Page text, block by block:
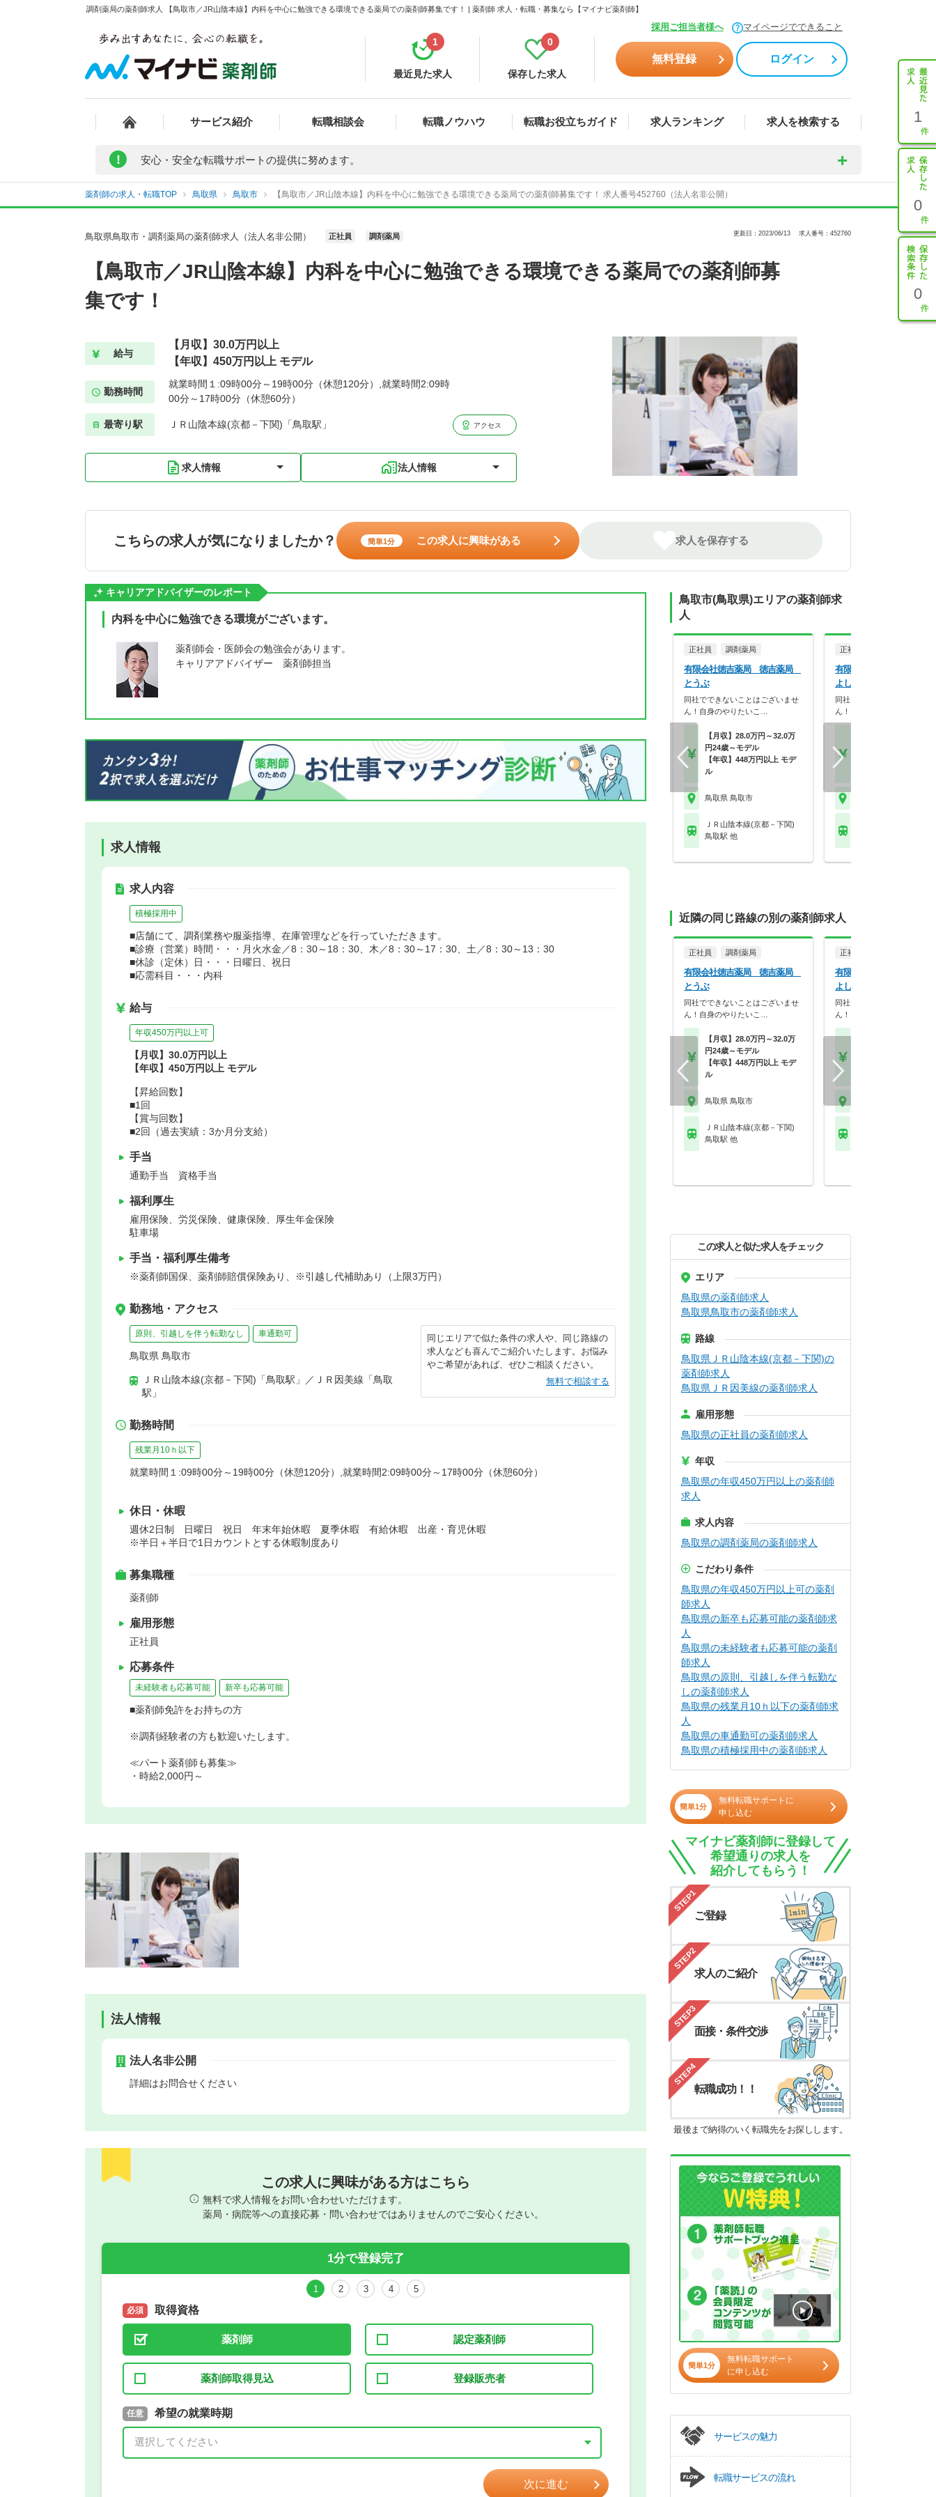
調剤薬局の薬剤師求人 【鳥取市／JR山陰本線】内科を中心に勉強できる環境できる薬局での薬剤師募集です！ | 薬剤師 求人・転職・募集なら【マイナビ薬剤師】
採用ご担当者様へ マイページでできること
最近見た求人
1
保存した求人
0
無料登録 ログイン
サービス紹介 転職相談会 転職ノウハウ 転職お役立ちガイド 求人ランキング 求人を検索する 1
0
0
! 安心・安全な転職サポートの提供に努めます。
薬剤師の求人・転職TOP 鳥取県 鳥取市 【鳥取市／JR山陰本線】内科を中心に勉強できる環境できる薬局での薬剤師募集です！ 求人番号452760（法人名非公開）
鳥取県鳥取市・調剤薬局の薬剤師求人（法人名非公開） 正社員 調剤薬局 更新日：2023/06/13 求人番号：452760
【鳥取市／JR山陰本線】内科を中心に勉強できる環境できる薬局での薬剤師募
集です！
給与
【月収】30.0万円以上
【年収】450万円以上 モデル
勤務時間
就業時間１:09時00分～19時00分（休憩120分）,就業時間2:09時
00分～17時00分（休憩60分）
最寄り駅 ＪＲ山陰本線(京都－下関)「鳥取駅」 アクセス
求人情報 法人情報
こちらの求人が気になりましたか？ 簡単1分 この求人に興味がある 求人を保存する
キャリアアドバイザーのレポート
内科を中心に勉強できる環境がございます。
薬剤師会・医師会の勉強会があります。
キャリアアドバイザー 薬剤師担当
求人情報
求人内容
積極採用中
■店舗にて、調剤業務や服薬指導、在庫管理などを行っていただきます。
■診療（営業）時間・・・月火水金／8：30～18：30、木／8：30～17：30、土／8：30～13：30
■休診（定休）日・・・日曜日、祝日
■応需科目・・・内科
給与
年収450万円以上可
【月収】30.0万円以上
【年収】450万円以上 モデル
【昇給回数】
■1回
【賞与回数】
■2回（過去実績：3か月分支給）
手当
通勤手当 資格手当
福利厚生
雇用保険、労災保険、健康保険、厚生年金保険
駐車場
手当・福利厚生備考
※薬剤師国保、薬剤師賠償保険あり、※引越し代補助あり（上限3万円）
勤務地・アクセス
原則、引越しを伴う転勤なし 車通勤可
鳥取県 鳥取市
ＪＲ山陰本線(京都－下関)「鳥取駅」／ＪＲ因美線「鳥取
駅」
同じエリアで似た条件の求人や、同じ路線の
求人なども喜んでご紹介いたします。お悩み
やご希望があれば、ぜひご相談ください。
無料で相談する
勤務時間
残業月10ｈ以下
就業時間１:09時00分～19時00分（休憩120分）,就業時間2:09時00分～17時00分（休憩60分）
休日・休暇
週休2日制 日曜日 祝日 年末年始休暇 夏季休暇 有給休暇 出産・育児休暇
※半日＋半日で1日カウントとする休暇制度あり
募集職種
薬剤師
雇用形態
正社員
応募条件
未経験者も応募可能 新卒も応募可能
■薬剤師免許をお持ちの方
※調剤経験者の方も歓迎いたします。
≪パート薬剤師も募集≫
・時給2,000円～
法人情報
法人名非公開
詳細はお問合せください
この求人に興味がある方はこちら
無料で求人情報をお問い合わせいただけます。
薬局・病院等への直接応募・問い合わせではありませんのでご安心ください。
1分で登録完了
1 2 3 4 5
必須 取得資格
薬剤師 認定薬剤師
薬剤師取得見込 登録販売者
必須 取得予定年
年 3月
任意 希望の就業時期
希望の働き方
正社員
パート(週4日～5日)
次に進む
鳥取市(鳥取県)エリアの薬剤師求
人
正社員 調剤薬局
有限会社徳吉薬局 徳吉薬局
とうぶ
同社でできないことはございませ
ん！自身のやりたいこ…
【月収】28.0万円～32.0万
円24歳～モデル
【年収】448万円以上 モデ
ル
鳥取県 鳥取市
ＪＲ山陰本線(京都－下関)
鳥取駅 他
正社員
有限会社徳吉薬局 徳吉
よしなり
同社でできないことはござ
ん！自身のやりたいこ…
近隣の同じ路線の別の薬剤師求人
正社員 調剤薬局
有限会社徳吉薬局 徳吉薬局
とうぶ
同社でできないことはございませ
ん！自身のやりたいこ…
【月収】28.0万円～32.0万
円24歳～モデル
【年収】448万円以上 モデ
ル
鳥取県 鳥取市
ＪＲ山陰本線(京都－下関)
鳥取駅 他
正社員
有限会社徳吉薬局 徳吉
よしなり
同社でできないことはござ
ん！自身のやりたいこ…
この求人と似た求人をチェック
エリア
鳥取県の薬剤師求人
鳥取県鳥取市の薬剤師求人
路線
鳥取県ＪＲ山陰本線(京都－下関)の
薬剤師求人
鳥取県ＪＲ因美線の薬剤師求人
雇用形態
鳥取県の正社員の薬剤師求人
年収
鳥取県の年収450万円以上の薬剤師
求人
求人内容
鳥取県の調剤薬局の薬剤師求人
こだわり条件
鳥取県の年収450万円以上可の薬剤
師求人
鳥取県の新卒も応募可能の薬剤師求
人
鳥取県の未経験者も応募可能の薬剤
師求人
鳥取県の原則、引越しを伴う転勤な
しの薬剤師求人
鳥取県の残業月10ｈ以下の薬剤師求
人
鳥取県の車通勤可の薬剤師求人
鳥取県の積極採用中の薬剤師求人
簡単1分
無料転職サポートに
申し込む
マイナビ薬剤師に登録して
希望通りの求人を
紹介してもらう！
STEP1
ご登録
STEP2
求人のご紹介
STEP3
面接・条件交渉
STEP4
転職成功！！
最後まで納得のいく転職先をお探しします。
簡単1分
無料転職サポート
に申し込む
サービスの魅力
転職サービスの流れ